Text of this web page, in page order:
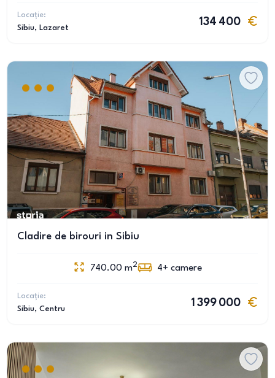
Locație:
Sibiu, Lazaret
134 400
Cladire de birouri in Sibiu
740.00 m2 4+ camere
Locație:
Sibiu, Centru
1 399 000